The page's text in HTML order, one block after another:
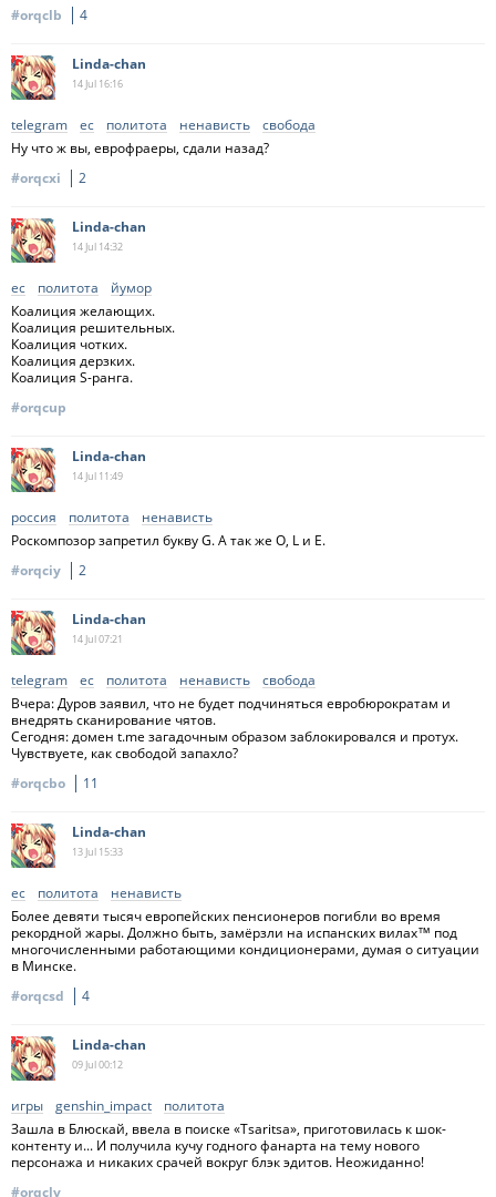
#orqclb
4
Linda-chan
14 Jul 16:16
telegram ес политота ненависть
свобода
Ну что ж вы, еврофраеры, сдали назад?
#orqcxi
2
Linda-chan
14 Jul 14:32
ес политота
йумор
Коалиция желающих.
Коалиция решительных.
Коалиция чотких.
Коалиция дерзких.
Коалиция S-ранга.
#orqcup
Linda-chan
14 Jul 11:49
россия политота
ненависть
Роскомпозор запретил букву G. А так же O, L и E.
#orqciy
2
Linda-chan
14 Jul07:21
telegram ес политота ненависть
свобода
Вчера: Дуров заявил, что не будет подчиняться евробюрократам и
внедрять сканирование чятов.
Сегодня: домен t.me загадочным образом заблокировался и протух.
Чувствуете, как свободой запахло?
#orqcbo
11
Linda-chan
13 Jul 15:33
ес политота
ненависть
Более девяти тысяч европейских пенсионеров погибли во время
рекордной жары. Должно быть, замёрзли на испанских вилах™ под
многочисленными работающими кондиционерами, думая о ситуации
в Минске.
#orqcsd
4
Linda-chan
09 Jul00:12
игры genshin_impact
политота
Зашла в Блюскай, ввела в поиске «Tsaritsa», приготовилась к шок-
контенту и... И получила кучу годного фанарта на тему нового
персонажа и никаких срачей вокруг блэк эдитов. Неожиданно!
#orqclv